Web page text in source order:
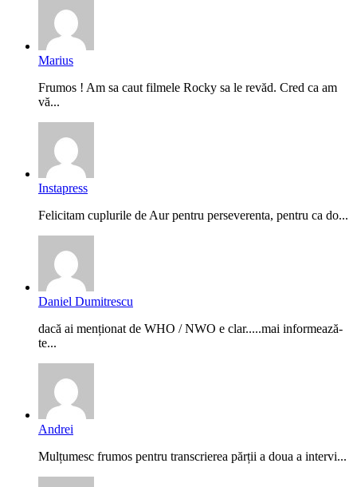
Marius
Frumos ! Am sa caut filmele Rocky sa le revăd. Cred ca am
vă...
Instapress
Felicitam cuplurile de Aur pentru perseverenta, pentru ca do...
Daniel Dumitrescu
dacă ai menționat de WHO / NWO e clar.....mai informează-
te...
Andrei
Mulțumesc frumos pentru transcrierea părții a doua a intervi...